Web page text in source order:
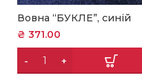
Вовна “БУКЛЕ”, синій
₴ 371.00